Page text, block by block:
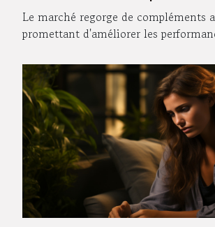
Le marché regorge de compléments
promettant d'améliorer les